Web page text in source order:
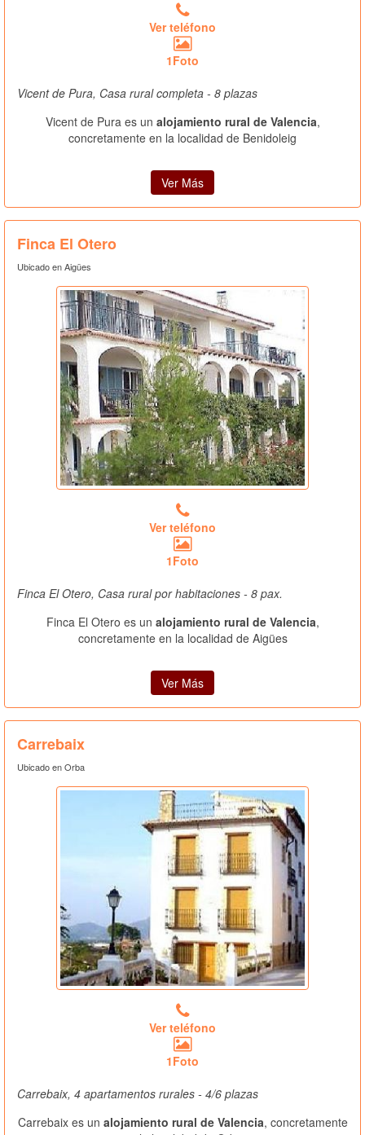
Ver teléfono
1Foto
Vicent de Pura, Casa rural completa - 8 plazas
Vicent de Pura es un alojamiento rural de Valencia,
concretamente en la localidad de Benidoleig
Ver Más
Finca El Otero
Ubicado en Aigües
Ver teléfono
1Foto
Finca El Otero, Casa rural por habitaciones - 8 pax.
Finca El Otero es un alojamiento rural de Valencia,
concretamente en la localidad de Aigües
Ver Más
Carrebaix
Ubicado en Orba
Ver teléfono
1Foto
Carrebaix, 4 apartamentos rurales - 4/6 plazas
Carrebaix es un alojamiento rural de Valencia, concretamente